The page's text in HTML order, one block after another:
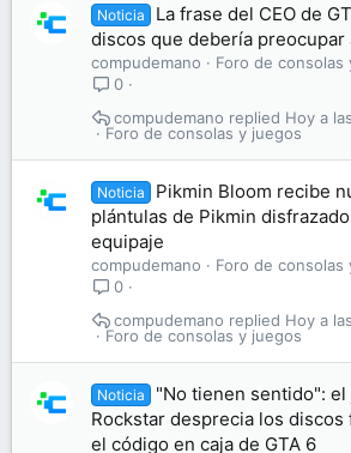
Noticia
La frase del CEO de
discos que debería preocupar
compudemano
Foro de consolas
0
Foro de consolas y juegos
Hoy a
compudemano
Noticia
Pikmin Bloom recibe
plántulas de Pikmin
equipaje
compudemano
Foro de consolas
0
Foro de consolas y juegos
Hoy a
compudemano
Noticia
"No tienen sentido": el
Rockstar desprecia los
el código en caja de GTA 6